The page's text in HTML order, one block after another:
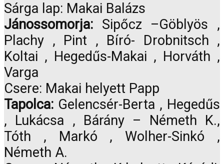
Sárga lap: Makai Balázs
Jánossomorja: Sipőcz –Göblyös ,
Plachy , Pint , Bíró- Drobnitsch ,
Koltai , Hegedűs-Makai , Horváth ,
Varga
Csere: Makai helyett Papp
Tapolca: Gelencsér-Berta , Hegedűs
, Lukácsa , Bárány – Németh K.,
Tóth , Markó , Wolher-Sinkó ,
Németh A.